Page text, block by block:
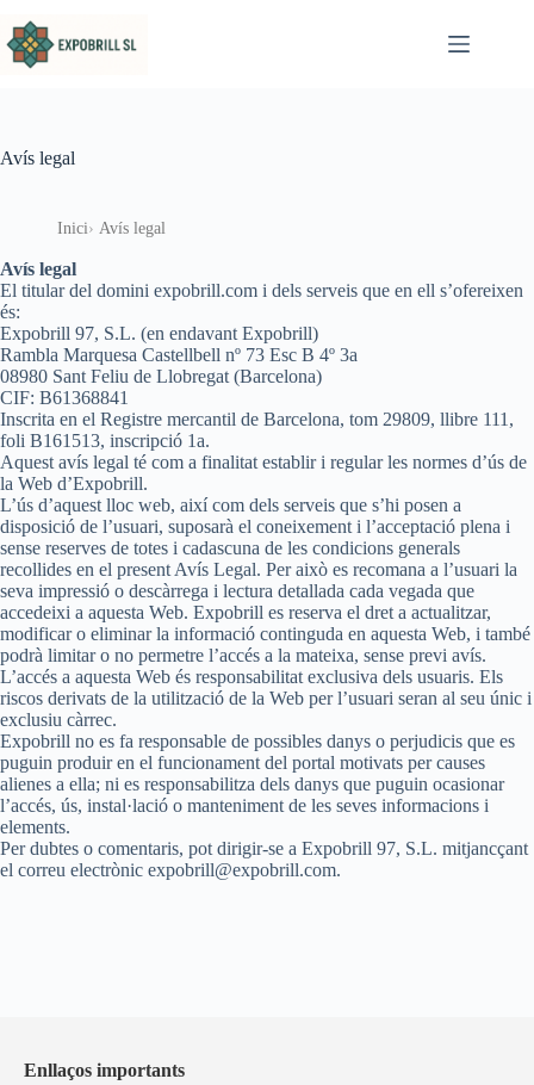
Avís legal
Inici Avís legal
Avís legal
El titular del domini expobrill.com i dels serveis que en ell s’ofereixen
és:
Expobrill 97, S.L. (en endavant Expobrill)
Rambla Marquesa Castellbell nº 73 Esc B 4º 3a
08980 Sant Feliu de Llobregat (Barcelona)
CIF: B61368841
Inscrita en el Registre mercantil de Barcelona, tom 29809, llibre 111,
foli B161513, inscripció 1a.
Aquest avís legal té com a finalitat establir i regular les normes d’ús de
la Web d’Expobrill.
L’ús d’aquest lloc web, així com dels serveis que s’hi posen a
disposició de l’usuari, suposarà el coneixement i l’acceptació plena i
sense reserves de totes i cadascuna de les condicions generals
recollides en el present Avís Legal. Per això es recomana a l’usuari la
seva impressió o descàrrega i lectura detallada cada vegada que
accedeixi a aquesta Web. Expobrill es reserva el dret a actualitzar,
modificar o eliminar la informació continguda en aquesta Web, i també
podrà limitar o no permetre l’accés a la mateixa, sense previ avís.
L’accés a aquesta Web és responsabilitat exclusiva dels usuaris. Els
riscos derivats de la utilització de la Web per l’usuari seran al seu únic i
exclusiu càrrec.
Expobrill no es fa responsable de possibles danys o perjudicis que es
puguin produir en el funcionament del portal motivats per causes
alienes a ella; ni es responsabilitza dels danys que puguin ocasionar
l’accés, ús, instal·lació o manteniment de les seves informacions i
elements.
Per dubtes o comentaris, pot dirigir-se a Expobrill 97, S.L. mitjancçant
el correu electrònic expobrill@expobrill.com.
Enllaços importants